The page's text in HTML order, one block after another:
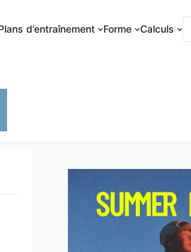
d’entraînement Forme Calculs